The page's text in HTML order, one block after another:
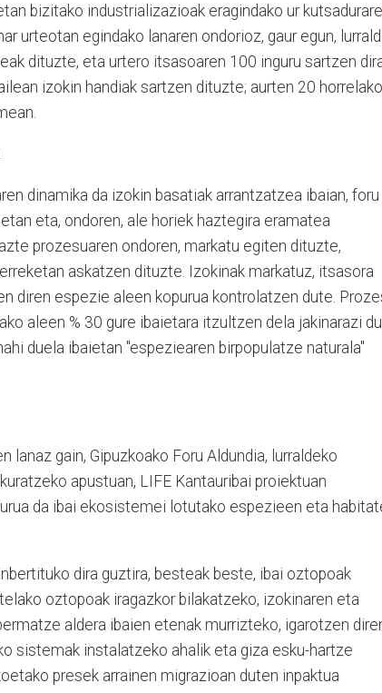
bizitako industrializazioak eragindako ur
urteotan egindako lanaren ondorioz, gaur egun,
dituzte, eta urtero itsasoaren 100 inguru sartzen
izokin handiak sartzen dituzte; aurten 20 horrelako
dinamika da izokin basatiak arrantzatzea ibaian, foru
eta, ondoren, ale horiek haztegira eramatea
prozesuaren ondoren, markatu egiten dituzte,
askatzen dituzte. Izokinak markatuz, itsasora
diren espezie aleen kopurua kontrolatzen dute.
aleen % 30 gure ibaietara itzultzen dela jakinarazi du
duela ibaietan "espeziearen birpopulatze naturala"
lanaz gain, Gipuzkoako Foru Aldundia, lurraldeko
apustuan, LIFE Kantauribai proiektuan
da ibai ekosistemei lotutako espezieen eta
dira guztira, besteak beste, ibai oztopoak
oztopoak iragazkor bilakatzeko, izokinaren eta
aldera ibaien etenak murrizteko, igarotzen
sistemak instalatzeko ahalik eta giza esku-hartze
presek arrainen migrazioan duten inpaktua